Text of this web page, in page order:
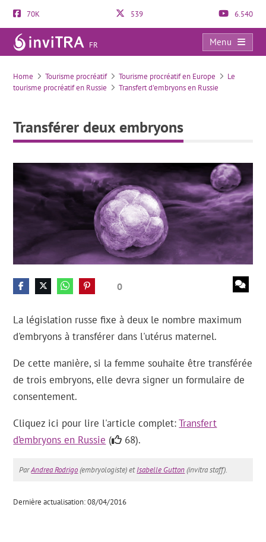
70K 539 6.540
FR
Menu
Transférer deux embryons
Home Tourisme procréatif Tourisme procréatif en Europe
Le
tourisme procréatif en Russie
Transfert d'embryons en Russie
Transférer deux embryons
0
La législation russe fixe à deux le nombre maximum
d'embryons à transférer dans l'utérus maternel.
De cette manière, si la femme souhaite être transférée
de trois embryons, elle devra signer un formulaire de
consentement.
Cliquez ici pour lire l'article complet:Transfert
d’embryons en Russie ( 68).
ParAndrea Rodrigo(embryologiste) etIsabelle Gutton(invitra staff).
Dernière actualisation: 08/04/2016